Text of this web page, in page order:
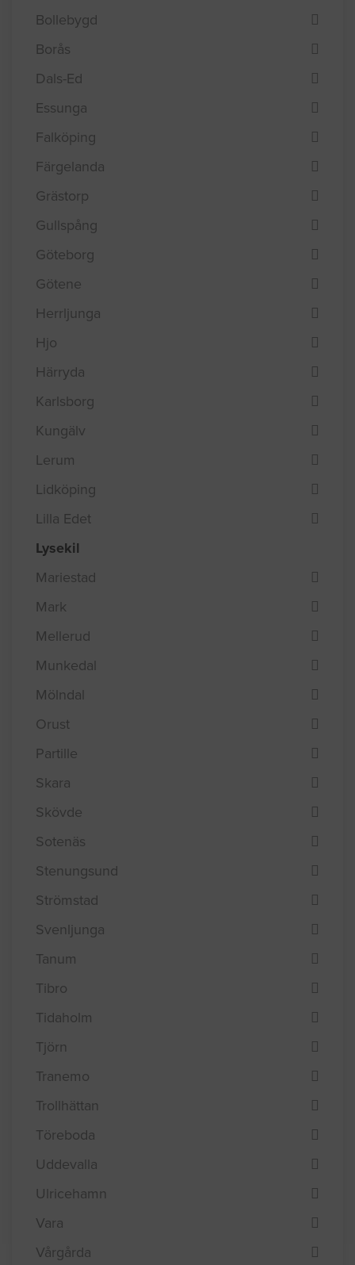
Bollebygd
Borås
Dals-Ed
Essunga
Falköping
Färgelanda
Grästorp
Gullspång
Göteborg
Götene
Herrljunga
Hjo
Härryda
Karlsborg
Kungälv
Lerum
Lidköping
Lilla Edet
Lysekil
Mariestad
Mark
Mellerud
Munkedal
Mölndal
Orust
Partille
Skara
Skövde
Sotenäs
Stenungsund
Strömstad
Svenljunga
Tanum
Tibro
Tidaholm
Tjörn
Tranemo
Trollhättan
Töreboda
Uddevalla
Ulricehamn
Vara
Vårgårda